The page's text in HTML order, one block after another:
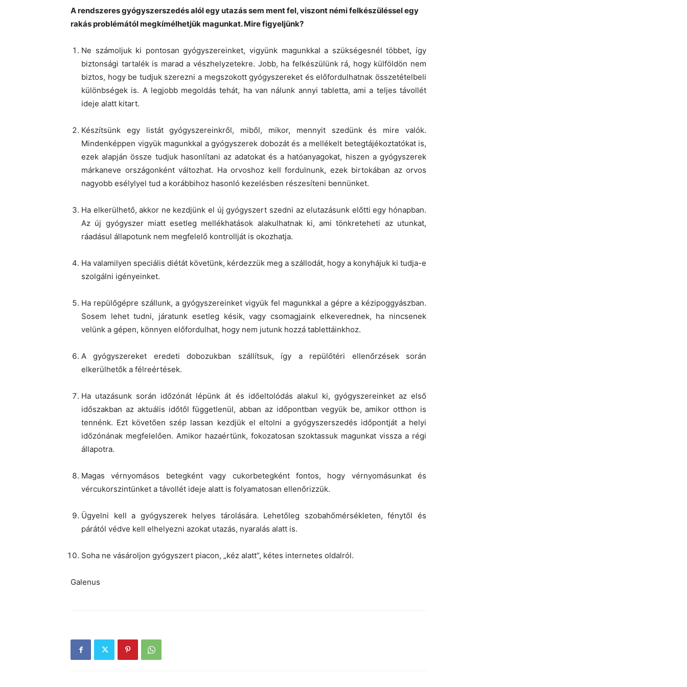
A rendszeres gyógyszerszedés alól egy utazás sem ment fel, viszont némi felkészüléssel egy
rakás problémától megkímélhetjük magunkat. Mire figyeljünk?
Ne számoljuk ki pontosan gyógyszereinket, vigyünk magunkkal a szükségesnél többet, így
biztonsági tartalék is marad a vészhelyzetekre. Jobb, ha felkészülünk rá, hogy külföldön nem
biztos, hogy be tudjuk szerezni a megszokott gyógyszereket és előfordulhatnak összetételbeli
különbségek is. A legjobb megoldás tehát, ha van nálunk annyi tabletta, ami a teljes távollét
ideje alatt kitart.
Készítsünk egy listát gyógyszereinkről, miből, mikor, mennyit szedünk és mire valók.
Mindenképpen vigyük magunkkal a gyógyszerek dobozát és a mellékelt betegtájékoztatókat is,
ezek alapján össze tudjuk hasonlítani az adatokat és a hatóanyagokat, hiszen a gyógyszerek
márkaneve országonként változhat. Ha orvoshoz kell fordulnunk, ezek birtokában az orvos
nagyobb esélylyel tud a korábbihoz hasonló kezelésben részesíteni bennünket.
Ha elkerülhető, akkor ne kezdjünk el új gyógyszert szedni az elutazásunk előtti egy hónapban.
Az új gyógyszer miatt esetleg mellékhatások alakulhatnak ki, ami tönkreteheti az utunkat,
ráadásul állapotunk nem megfelelő kontrollját is okozhatja.
Ha valamilyen speciális diétát követünk, kérdezzük meg a szállodát, hogy a konyhájuk ki tudja-e
szolgálni igényeinket.
Ha repülőgépre szállunk, a gyógyszereinket vigyük fel magunkkal a gépre a kézipoggyászban.
Sosem lehet tudni, járatunk esetleg késik, vagy csomagjaink elkeverednek, ha nincsenek
velünk a gépen, könnyen előfordulhat, hogy nem jutunk hozzá tablettáinkhoz.
A gyógyszereket eredeti dobozukban szállítsuk, így a repülőtéri ellenőrzések során
elkerülhetők a félreértések.
Ha utazásunk során időzónát lépünk át és időeltolódás alakul ki, gyógyszereinket az első
időszakban az aktuális időtől függetlenül, abban az időpontban vegyük be, amikor otthon is
tennénk. Ezt követően szép lassan kezdjük el eltolni a gyógyszerszedés időpontját a helyi
időzónának megfelelően. Amikor hazaértünk, fokozatosan szoktassuk magunkat vissza a régi
állapotra.
Magas vérnyomásos betegként vagy cukorbetegként fontos, hogy vérnyomásunkat és
vércukorszintünket a távollét ideje alatt is folyamatosan ellenőrizzük.
Ügyelni kell a gyógyszerek helyes tárolására. Lehetőleg szobahőmérsékleten, fénytől és
párától védve kell elhelyezni azokat utazás, nyaralás alatt is.
Soha ne vásároljon gyógyszert piacon, „kéz alatt”, kétes internetes oldalról.
Galenus